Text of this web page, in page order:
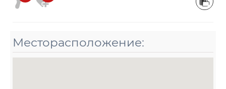
Месторасположение: